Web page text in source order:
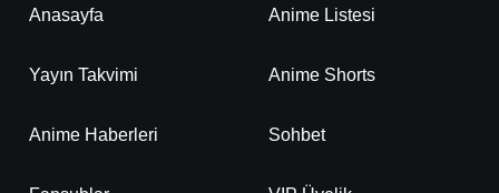
Anasayfa Anime Listesi
Yayın Takvimi Anime Shorts
Anime Haberleri Sohbet